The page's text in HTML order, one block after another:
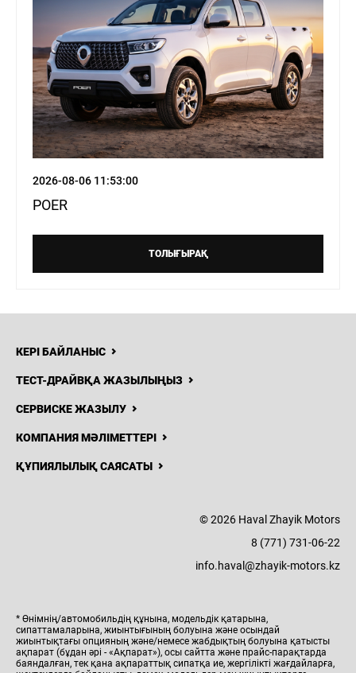
ЖАҢАЛЫҚТАР БАЙЛАНЫСТАР
8 (771)
731-06-22
Haval
Zhayik
Motors
2026-08-06 11:53:00
POER
ТОЛЫҒЫРАҚ
КЕРІ БАЙЛАНЫС
ТЕСТ-ДРАЙВҚА ЖАЗЫЛЫҢЫЗ
СЕРВИСКЕ ЖАЗЫЛУ
КОМПАНИЯ МӘЛІМЕТТЕРІ
ҚҰПИЯЛЫЛЫҚ САЯСАТЫ
© 2026 Haval Zhayik Motors
8 (771) 731-06-22
info.haval@zhayik-motors.kz
* Өнімнің/автомобильдің құнына, модельдік қатарына,
сипаттамаларына, жиынтығының болуына және осындай
жиынтықтағы опцияның және/немесе жабдықтың болуына қатысты
ақпарат (бұдан әрі - «Ақпарат»), осы сайтта және прайс-парақтарда
баяндалған, тек қана ақпараттық сипатқа ие, жергілікті жағдайларға,